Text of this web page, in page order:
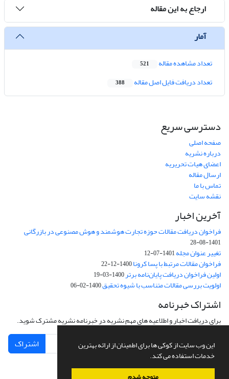
این وب سایت از کوکی ها برای اطمینان از ارائه بهترین
خدمات استفاده می کند.
ارجاع به این مقاله
آمار
تعداد مشاهده مقاله 521
تعداد دریافت فایل اصل مقاله 388
دسترسی سریع
صفحه اصلی
درباره نشریه
اعضای هیات تحریریه
ارسال مقاله
تماس با ما
نقشه سایت
آخرین اخبار
فراخوان دریافت مقالات حوزه تجارت هوشمند و هوش مصنوعی در بازرگانی
1401-08-28
تغییر عنوان مجله1401-07-12
فراخوان مقالات مرتبط با پسا کرونا1400-12-22
اولین فراخوان دریافت پایان‌نامه برتر1400-03-19
اولویت بررسی مقالات متناسب با شیوه تحقیق1400-02-06
اشتراک خبرنامه
برای دریافت اخبار و اطلاعیه های مهم نشریه در خبرنامه نشریه مشترک شوید.
اشتراک